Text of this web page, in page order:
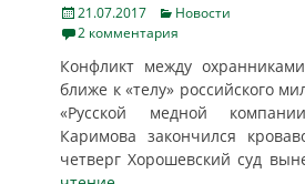
Posted
on
21.07.2017 Categories
Новости
2 комментария
Конфликт между
ближе к «телу» российского
«Русской медной
Каримова закончился
четверг Хорошевский суд